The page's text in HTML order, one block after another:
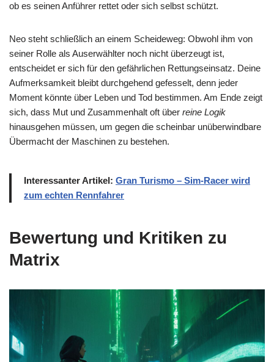
ob es seinen Anführer rettet oder sich selbst schützt.
Neo steht schließlich an einem Scheideweg: Obwohl ihm von
seiner Rolle als Auserwählter noch nicht überzeugt ist,
entscheidet er sich für den gefährlichen Rettungseinsatz. Deine
Aufmerksamkeit bleibt durchgehend gefesselt, denn jeder
Moment könnte über Leben und Tod bestimmen. Am Ende zeigt
sich, dass Mut und Zusammenhalt oft über reine Logik
hinausgehen müssen, um gegen die scheinbar unüberwindbare
Übermacht der Maschinen zu bestehen.
Interessanter Artikel: Gran Turismo – Sim-Racer wird
zum echten Rennfahrer
Bewertung und Kritiken zu
Matrix